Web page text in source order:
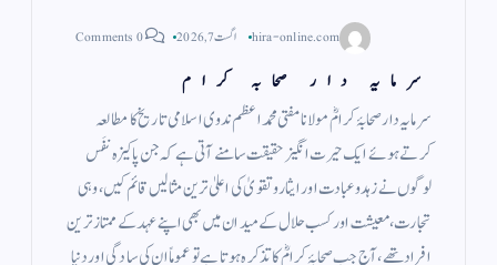
hira-online.com اگست 7, 2026 0 Comments
سرمایہ دار صحابہ کرام
سرمایہ دار صحابۂ کرامؓ مولانا مفتی محمد اعظم ندوی اسلامی تاریخ کا مطالعہ
کرتے ہوئے ایک حیرت انگیز حقیقت سامنے آتی ہے کہ جن پاکیزہ نفَس
لوگوں نے زہد وعبادت اور ایثار وتقویٰ کی اعلیٰ ترین مثالیں قائم کیں، وہی
تجارت، معیشت اور کسب حلال کے میدان میں بھی اپنے عہد کے ممتاز ترین
افراد تھے، آج جب صحابۂ کرامؓ کا تذکرہ ہوتا ہے تو عموماً ان کی سادگی اور دنیا